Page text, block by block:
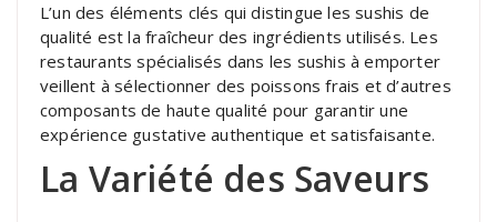
L’un des éléments clés qui distingue les sushis de
qualité est la fraîcheur des ingrédients utilisés. Les
restaurants spécialisés dans les sushis à emporter
veillent à sélectionner des poissons frais et d’autres
composants de haute qualité pour garantir une
expérience gustative authentique et satisfaisante.
La Variété des Saveurs